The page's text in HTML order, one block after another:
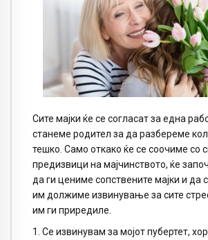
Сите мајки ќе се согласат за една
станеме родител за да разбереме
тешко. Само откако ќе се соочиме со
предизвици на мајчинството, ќе
да ги цениме сопствените мајки и да
им должиме извинување за сите
им ги приредиле.
1. Се извинувам за мојот пубертет,